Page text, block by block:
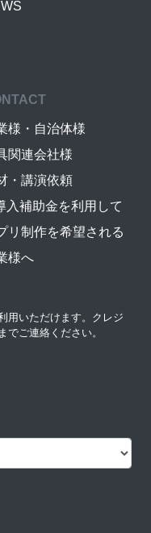
様・自治体様
関連会社様
・講演依頼
入補助金を利用して
リ制作を希望される
様へ
用いただけます。クレジ
でご連絡ください。